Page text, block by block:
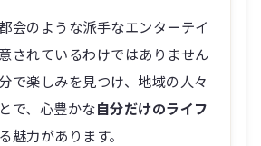
会のような派手なエンターテイ
されているわけではありません
で楽しみを見つけ、地域の人々
で、心豊かな自分だけのライフ
魅力があります。